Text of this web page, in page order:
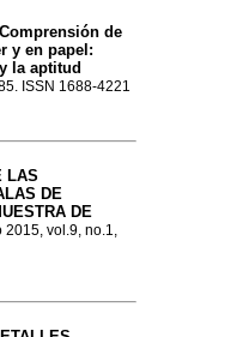
Comprensión de
y en papel:
la aptitud
ISSN 1688-4221
LAS
DE
DE
2015, vol.9, no.1,